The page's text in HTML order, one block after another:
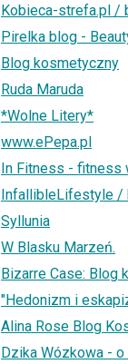
Kobieca-strefa.pl /
Pirelka blog -
Blog kosmetyczny
Ruda Maruda
*Wolne Litery*
www.ePepa.pl
In Fitness - fitness
InfallibleLifestyle /
Syllunia
W Blasku Marzeń.
Bizarre Case: Blog
"Hedonizm i
Alina Rose Blog
Dzika Wózkowa -